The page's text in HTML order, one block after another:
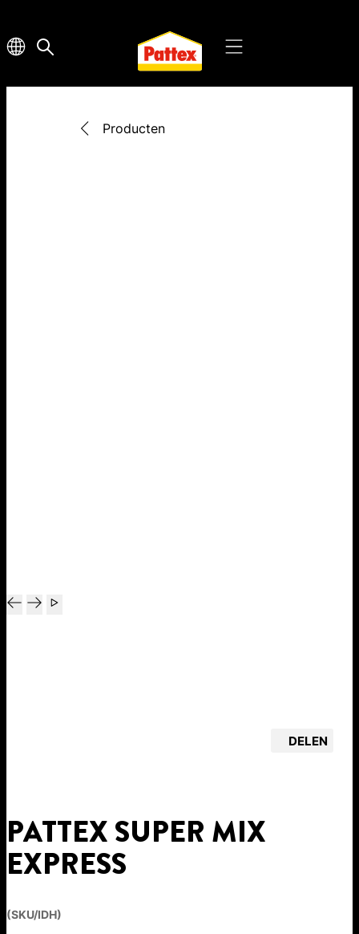
Producten
DELEN
PATTEX SUPER MIX
EXPRESS
(SKU/IDH)